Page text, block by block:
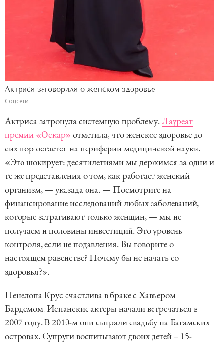
Актриса заговорила о женском здоровье
Соцсети
Актриса затронула системную проблему. Лауреат
премии «Оскар» отметила, что женское здоровье до
сих пор остается на периферии медицинской науки.
«Это шокирует: десятилетиями мы держимся за одни и
те же представления о том, как работает женский
организм, — указада она. — Посмотрите на
финансирование исследований любых заболеваний,
которые затрагивают только женщин, — мы не
получаем и половины инвестиций. Это уровень
контроля, если не подавления. Вы говорите о
настоящем равенстве? Почему бы не начать со
здоровья?».
Пенелопа Крус счастлива в браке с Хавьером
Бардемом. Испанские актеры начали встречаться в
2007 году. В 2010-м они сыграли свадьбу на Багамских
островах. Супруги воспитывают двоих детей – 15-